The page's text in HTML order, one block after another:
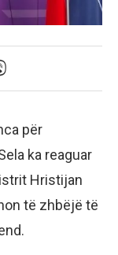
për
ka reaguar
Hristijan
të zhbëjë të